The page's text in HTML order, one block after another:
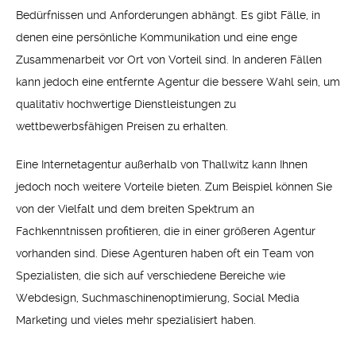
Bedürfnissen und Anforderungen abhängt. Es gibt Fälle, in
denen eine persönliche Kommunikation und eine enge
Zusammenarbeit vor Ort von Vorteil sind. In anderen Fällen
kann jedoch eine entfernte Agentur die bessere Wahl sein, um
qualitativ hochwertige Dienstleistungen zu
wettbewerbsfähigen Preisen zu erhalten.
Eine Internetagentur außerhalb von Thallwitz kann Ihnen
jedoch noch weitere Vorteile bieten. Zum Beispiel können Sie
von der Vielfalt und dem breiten Spektrum an
Fachkenntnissen profitieren, die in einer größeren Agentur
vorhanden sind. Diese Agenturen haben oft ein Team von
Spezialisten, die sich auf verschiedene Bereiche wie
Webdesign, Suchmaschinenoptimierung, Social Media
Marketing und vieles mehr spezialisiert haben.